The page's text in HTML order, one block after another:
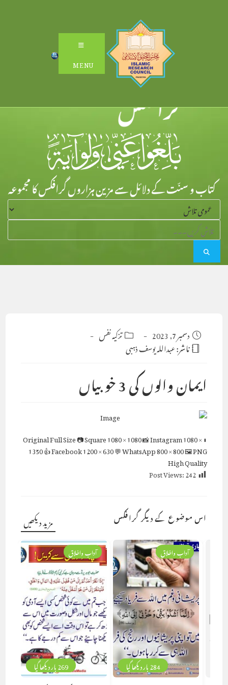
MENU
Post
published:
دسمبر 7, 2023 Post
category:
تزکیہ نفس
ناشر:عبداللہ یوسف ذہبی
ایمان والوں کی 3 خوبیاں
⬇ Original
Full Size📷 Square1080 × 1080📸 Instagram1080 ×
1350👍 Facebook1200 × 630💬 WhatsApp800 × 800🖼 PNG
High Quality
Post Views:242
اس موضوع کے دیگر گرافکس مزید دیکھیں
284 بار دیکھا گیا
آداب واخلاق
269 بار دیکھا گیا
آداب واخلاق